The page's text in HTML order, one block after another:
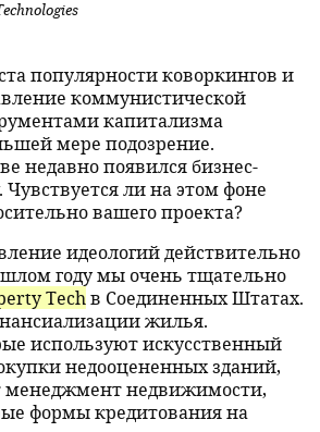
популярности коворкингов и
коммунистической
капитализма
мере подозрение.
недавно появился бизнес-
ли на этом фоне
вашего проекта?
идеологий действительно
году мы очень тщательно
Tech в Соединенных Штатах.
жилья.
используют искусственный
недооцененных зданий,
менеджмент недвижимости,
формы кредитования на